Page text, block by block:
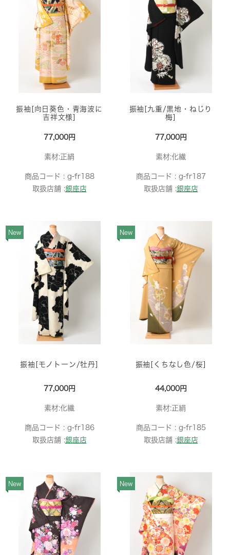
振袖[向日葵色・青海波に
吉祥文様]
77,000円
素材:正絹
商品コード : g-fr188
取扱店舗 :銀座店
振袖[九重/黒地・ねじり
梅]
77,000円
素材:化繊
商品コード : g-fr187
取扱店舗 :銀座店
New
振袖[モノトーン/牡丹]
77,000円
素材:化繊
商品コード : g-fr186
取扱店舗 :銀座店
New
振袖[くちなし色/桜]
44,000円
素材:正絹
商品コード : g-fr185
取扱店舗 :銀座店
New New